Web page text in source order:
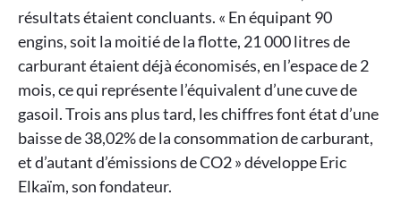
résultats étaient concluants. « En équipant 90
engins, soit la moitié de la flotte, 21 000 litres de
carburant étaient déjà économisés, en l’espace de 2
mois, ce qui représente l’équivalent d’une cuve de
gasoil. Trois ans plus tard, les chiffres font état d’une
baisse de 38,02% de la consommation de carburant,
et d’autant d’émissions de CO2 » développe Eric
Elkaïm, son fondateur.